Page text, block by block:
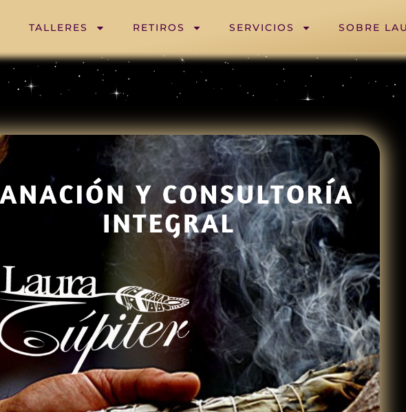
TALLERES RETIROS SERVICIOS SOBRE